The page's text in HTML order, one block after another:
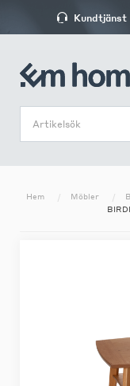
Kundtjänst
Hem Möbler